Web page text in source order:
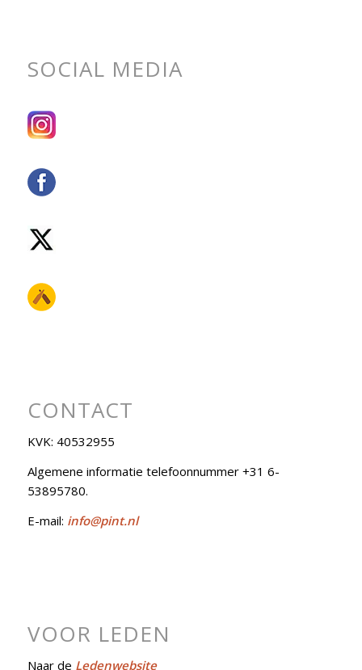
SOCIAL MEDIA
CONTACT
KVK: 40532955
Algemene informatie telefoonnummer +31 6-
53895780.
E-mail: info@pint.nl
VOOR LEDEN
Naar de Ledenwebsite